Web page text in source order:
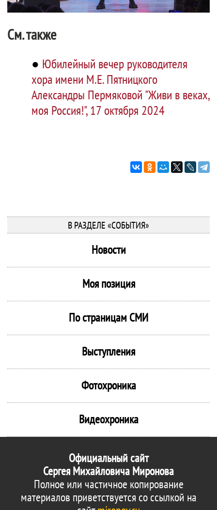
См. также
● Юбилейный вечер руководителя
хора имени М.Е. Пятницкого
Александры Пермяковой "Живи в веках,
моя Россия!", 17 октября 2024
В РАЗДЕЛЕ «СОБЫТИЯ»
Новости
Моя позиция
По страницам СМИ
Выступления
Фотохроника
Видеохроника
Официальный сайт
Сергея Михайловича Миронова
Полное или частичное копирование
материалов приветствуется со ссылкой на